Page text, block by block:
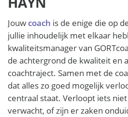
Jouw coach is de enige die op
jullie inhoudelijk met elkaar
kwaliteitsmanager van
de achtergrond de kwaliteit en
coachtraject. Samen met de
dat alles zo goed mogelijk
centraal staat. Verloopt iets
verwacht, of zijn er zaken